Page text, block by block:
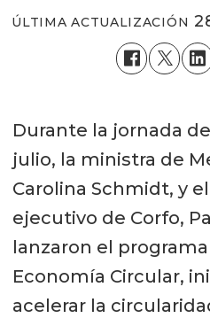
ÚLTIMA ACTUALIZACIÓN
Durante la jornada
julio, la ministra de
Carolina Schmidt, y
ejecutivo de Corfo,
lanzaron el
Economía Circular,
acelerar la